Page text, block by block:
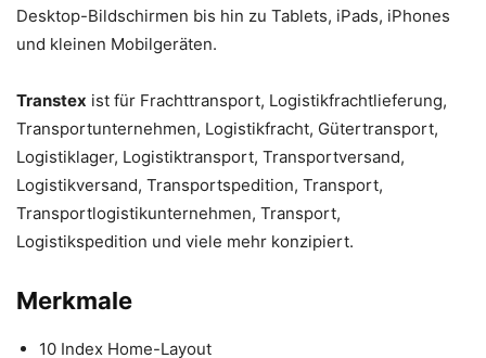
Desktop-Bildschirmen bis hin zu Tablets, iPads, iPhones
und kleinen Mobilgeräten.
Transtex ist für Frachttransport, Logistikfrachtlieferung,
Transportunternehmen, Logistikfracht, Gütertransport,
Logistiklager, Logistiktransport, Transportversand,
Logistikversand, Transportspedition, Transport,
Transportlogistikunternehmen, Transport,
Logistikspedition und viele mehr konzipiert.
Merkmale
10 Index Home-Layout